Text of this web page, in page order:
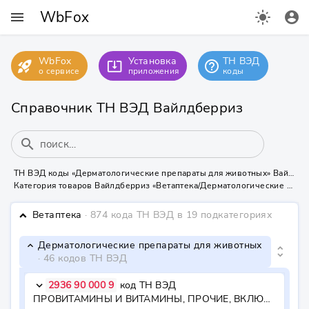
menu WbFox light_mode account_circle
rocket_launch WbFox
о сервисе system_update_alt Установка
приложения help_outline ТН ВЭД
коды
Справочник ТН ВЭД Вайлдберриз
search
ТН ВЭД коды «Дерматологические препараты для животных» Вайлдберриз
Категория товаров Вайлдберриз «Ветаптека/Дерматологические препараты для животных» содержит 46 кодов ТН ВЭД
keyboard_arrow_down Ветаптека · 874 кода ТН ВЭД в 19 подкатегориях
keyboard_arrow_down Дерматологические препараты для животных
· 46 кодов ТН ВЭД
unfold_more
keyboard_arrow_down 2936 90 000 9 код ТН ВЭД
ПРОВИТАМИНЫ И ВИТАМИНЫ, ПРОЧИЕ, ВКЛЮЧАЯ ПРИРОДНЫЕ КОНЦЕНТРАТЫ - - - прочие